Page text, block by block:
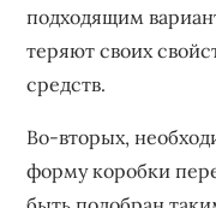
подходящим
теряют своих
средств.
Во-вторых,
форму коробки